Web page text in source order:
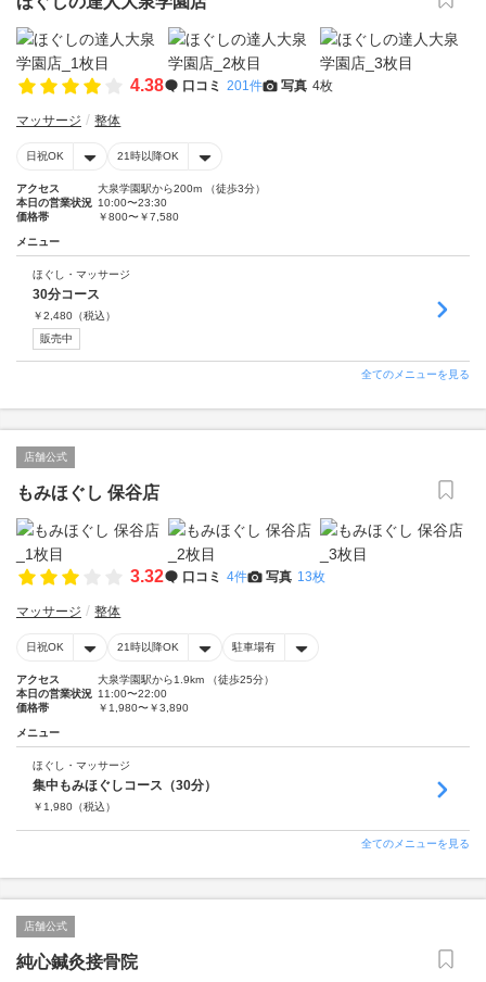
4.38 口コミ 201件 写真 4枚
マッサージ 整体
日祝OK 21時以降OK
アクセス
大泉学園駅から200m （徒歩3分）
本日の営業状況 10:00〜23:30
価格帯
￥800〜￥7,580
メニュー
ほぐし・マッサージ
30分コース
￥2,480 （税込）
販売中
全てのメニューを見る
店舗公式
もみほぐし 保谷店
3.32 口コミ 4件 写真 13枚
マッサージ 整体
日祝OK 21時以降OK 駐車場有
アクセス
大泉学園駅から1.9km （徒歩25分）
本日の営業状況 11:00〜22:00
価格帯
￥1,980〜￥3,890
メニュー
ほぐし・マッサージ
集中もみほぐしコース（30分）
￥ 1,980 （税込）
全てのメニューを見る
店舗公式
純心鍼灸接骨院